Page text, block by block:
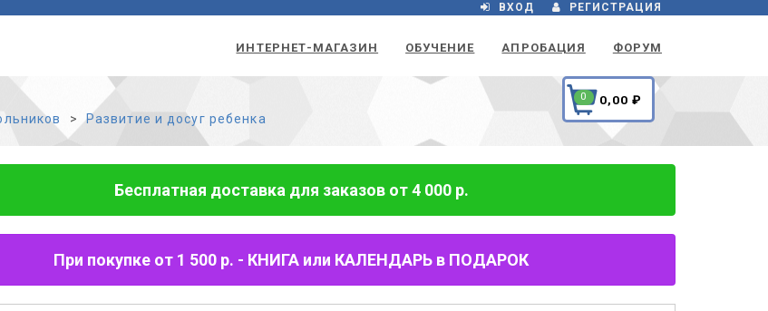
ВХОД РЕГИСТРАЦИЯ
ИНТЕРНЕТ-МАГАЗИН ОБУЧЕНИЕ АПРОБАЦИЯ ФОРУМ
Развитие и досуг ребенка
0 0,00 ₽
Бесплатная доставка для заказов от 4 000 р.
При покупке от 1 500 р. - КНИГА или КАЛЕНДАРЬ в ПОДАРОК